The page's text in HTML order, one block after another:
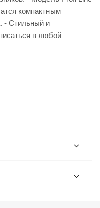
компактным
- Стильный и
в любой